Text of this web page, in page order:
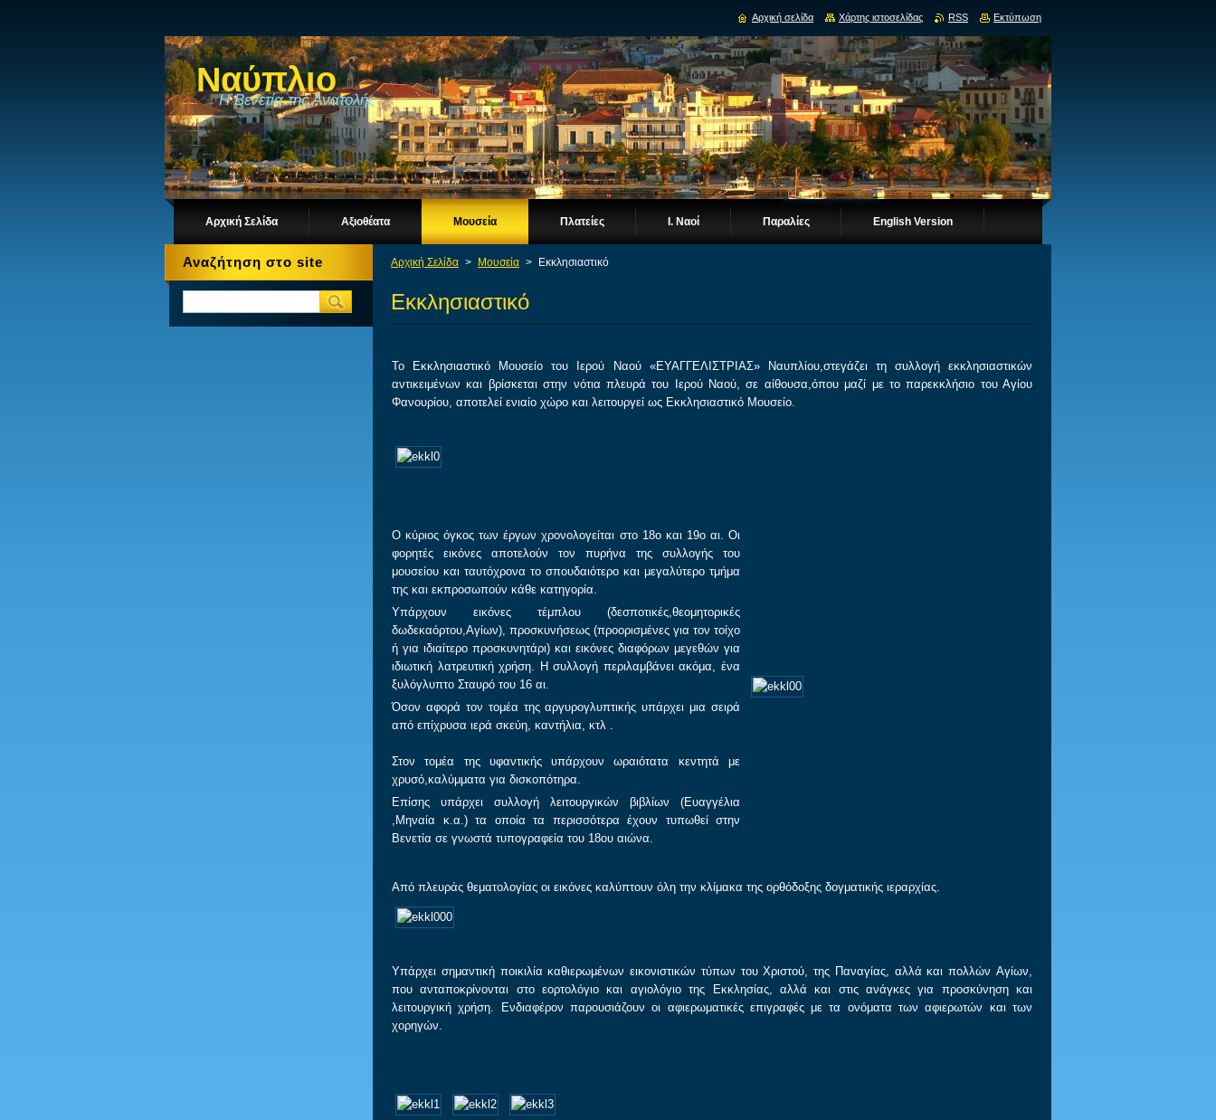
Ναύπλιο
Η Βενετία της Ανατολής
Αρχική Σελίδα Αξιοθέατα Μουσεία Πλατείες Ι. Ναοί Παραλίες English Version
Αρχική Σελίδα > Μουσεία > Εκκλησιαστικό
Εκκλησιαστικό
Το Εκκλησιαστικό Μουσείο του Ιερού Ναού «ΕΥΑΓΓΕΛΙΣΤΡΙΑΣ» Ναυπλίου,στεγάζει τη συλλογή εκκλησιαστικών
αντικειμένων και βρίσκεται στην νότια πλευρά του Ιερού Ναού, σε αίθουσα,όπου μαζί με το παρεκκλήσιο του Αγίου
Φανουρίου, αποτελεί ενιαίο χώρο και λειτουργεί ως Εκκλησιαστικό Μουσείο.
Ο κύριος όγκος των έργων χρονολογείται στο 18ο και 19ο αι. Οι
φορητές εικόνες αποτελούν τον πυρήνα της συλλογής του
μουσείου και ταυτόχρονα το σπουδαιότερο και μεγαλύτερο τμήμα
της και εκπροσωπούν κάθε κατηγορία.
Υπάρχουν εικόνες τέμπλου (δεσποτικές,θεομητορικές
δωδεκαόρτου,Αγίων), προσκυνήσεως (προορισμένες για τον τοίχο
ή για ιδιαίτερο προσκυνητάρι) και εικόνες διαφόρων μεγεθών για
ιδιωτική λατρευτική χρήση. Η συλλογή περιλαμβάνει ακόμα, ένα
ξυλόγλυπτο Σταυρό του 16 αι.
Όσον αφορά τον τομέα της αργυρογλυπτικής υπάρχει μια σειρά
από επίχρυσα ιερά σκεύη, καντήλια, κτλ .
Στον τομέα της υφαντικής υπάρχουν ωραιότατα κεντητά με
χρυσό,καλύμματα για δισκοπότηρα.
Επίσης υπάρχει συλλογή λειτουργικών βιβλίων (Ευαγγέλια
,Μηναία κ.α.) τα οποία τα περισσότερα έχουν τυπωθεί στην
Βενετία σε γνωστά τυπογραφεία του 18ου αιώνα.
Από πλευράς θεματολογίας οι εικόνες καλύπτουν όλη την κλίμακα της ορθόδοξης δογματικής ιεραρχίας.
Υπάρχει σημαντική ποικιλία καθιερωμένων εικονιστικών τύπων του Χριστού, της Παναγίας, αλλά και πολλών Aγίων,
που ανταποκρίνονται στο εορτολόγιο και αγιολόγιο της Εκκλησίας, αλλά και στις ανάγκες για προσκύνηση και
λειτουργική χρήση. Ενδιαφέρον παρουσιάζουν οι αφιερωματικές επιγραφές με τα ονόματα των αφιερωτών και των
χορηγών.
Αναζήτηση στο site
Αρχική σελίδα Χάρτης ιστοσελίδας RSS Εκτύπωση